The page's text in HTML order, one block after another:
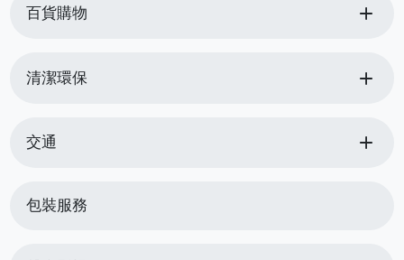
百貨購物 add
清潔環保 add
交通 add
包裝服務